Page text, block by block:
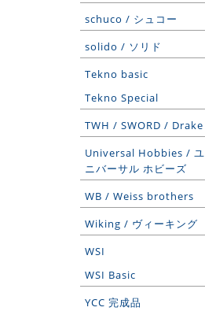
schuco / シュコー
solido / ソリド
Tekno basic
Tekno Special
TWH / SWORD / Drake
Universal Hobbies / ユ
ニバーサル ホビーズ
WB / Weiss brothers
Wiking / ヴィーキング
WSI
WSI Basic
YCC 完成品